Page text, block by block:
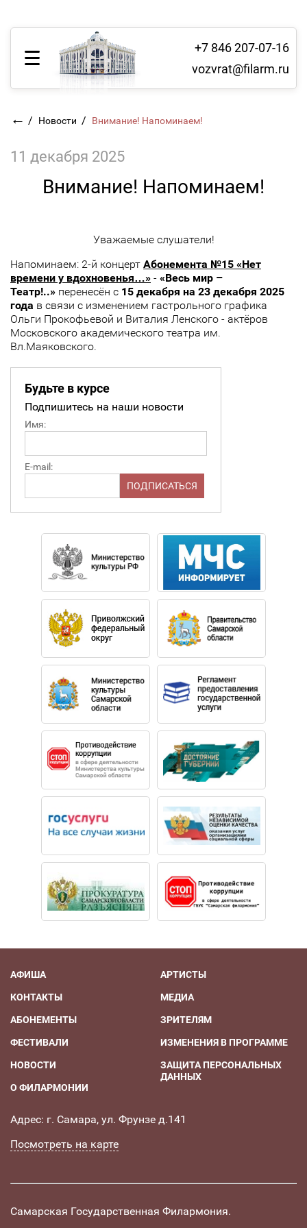
+7 846 207-07-16
vozvrat@filarm.ru
← / Новости / Внимание! Напоминаем!
11 декабря 2025
Внимание! Напоминаем!
Уважаемые слушатели!
Напоминаем: 2-й концерт Абонемента №15 «Нет
времени у вдохновенья…» - «Весь мир –
Театр!..» перенесён с 15 декабря на 23 декабря 2025
года в связи с изменением гастрольного графика
Ольги Прокофьевой и Виталия Ленского - актёров
Московского академического театра им.
Вл.Маяковского.
Будьте в курсе
Подпишитесь на наши новости
Имя:
E-mail:
АФИША
КОНТАКТЫ
АБОНЕМЕНТЫ
ФЕСТИВАЛИ
НОВОСТИ
О ФИЛАРМОНИИ
АРТИСТЫ
МЕДИА
ЗРИТЕЛЯМ
ИЗМЕНЕНИЯ В ПРОГРАММЕ
ЗАЩИТА ПЕРСОНАЛЬНЫХ
ДАННЫХ
Адрес: г. Самара, ул. Фрунзе д.141
Посмотреть на карте
Самарская Государственная Филармония.